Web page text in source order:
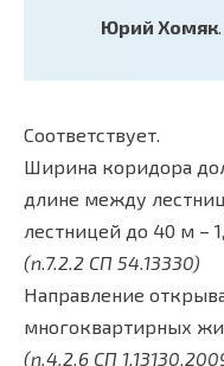
Юрий Хомяк
Соответствует.
Ширина коридора
длине между
лестницей до 40 м –
(п.7.2.2 СП 54.13330)
Направление
многоквартирных
(п.4.2.6 СП